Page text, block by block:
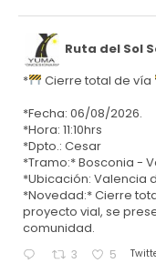
Ruta del Sol
* Cierre total de vía
*Fecha: 06/08/2026.
*Hora: 11:10hrs
*Dpto.: Cesar
*Tramo:* Bosconia -
*Ubicación: Valencia
*Novedad:* Cierre
proyecto vial, se
comunidad.
3 5